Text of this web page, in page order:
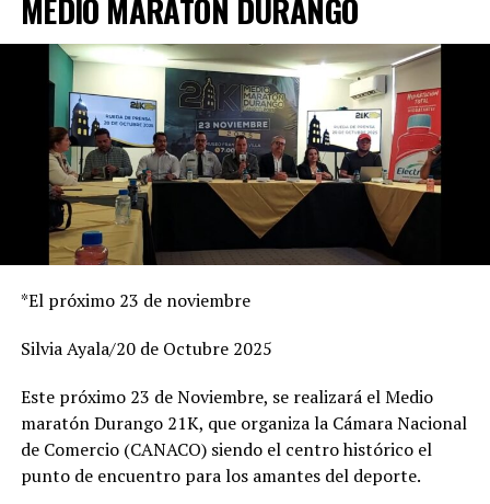
dijo.
MEDIO MARATON DURANGO
*El próximo 23 de noviembre
Silvia Ayala/20 de Octubre 2025
Este próximo 23 de Noviembre, se realizará el Medio
maratón Durango 21K, que organiza la Cámara Nacional
de Comercio (CANACO) siendo el centro histórico el
punto de encuentro para los amantes del deporte.